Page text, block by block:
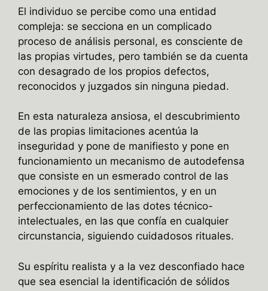
El individuo se percibe como una entidad
compleja: se secciona en un complicado
proceso de análisis personal, es consciente de
las propias virtudes, pero también se da cuenta
con desagrado de los propios defectos,
reconocidos y juzgados sin ninguna piedad.
En esta naturaleza ansiosa, el descubrimiento
de las propias limitaciones acentúa la
inseguridad y pone de manifiesto y pone en
funcionamiento un mecanismo de autodefensa
que consiste en un esmerado control de las
emociones y de los sentimientos, y en un
perfeccionamiento de las dotes técnico-
intelectuales, en las que confía en cualquier
circunstancia, siguiendo cuidadosos rituales.
Su espíritu realista y a la vez desconfiado hace
que sea esencial la identificación de sólidos